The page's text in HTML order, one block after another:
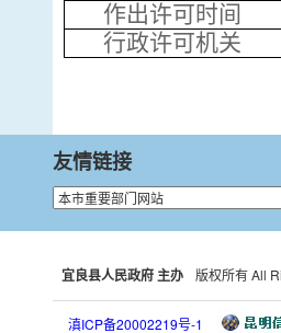
作出许可时间
行政许可机关
友情链接
宜良县人民政府 主办 版权所有 All
滇ICP备20002219号-1